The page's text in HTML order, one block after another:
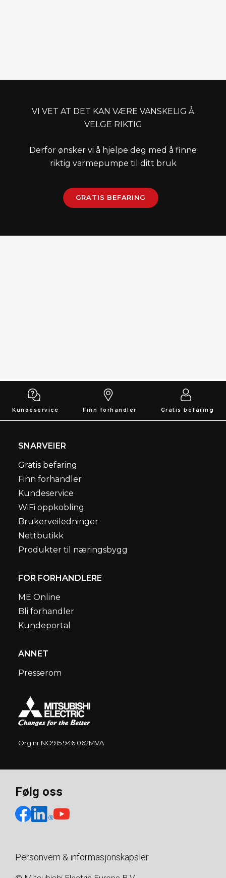
VI VET AT DET KAN VÆRE VANSKELIG Å
VELGE RIKTIG
Derfor ønsker vi å hjelpe deg med å finne
riktig varmepumpe til ditt bruk
GRATIS BEFARING
Kundeservice Finn forhandler Gratis befaring
Org.nr NO915 946 062MVA
SNARVEIER
Gratis befaring
Finn forhandler
Kundeservice
WiFi oppkobling
Brukerveiledninger
Nettbutikk
Produkter til næringsbygg
FOR FORHANDLERE
ME Online
Bli forhandler
Kundeportal
ANNET
Presserom
Følg oss
Personvern & informasjonskapsler